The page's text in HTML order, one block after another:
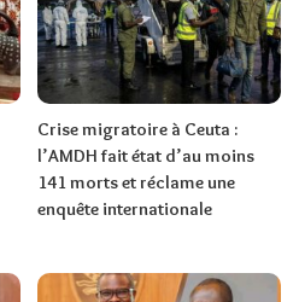
Crise migratoire à Ceuta :
l’AMDH fait état d’au moins
141 morts et réclame une
enquête internationale